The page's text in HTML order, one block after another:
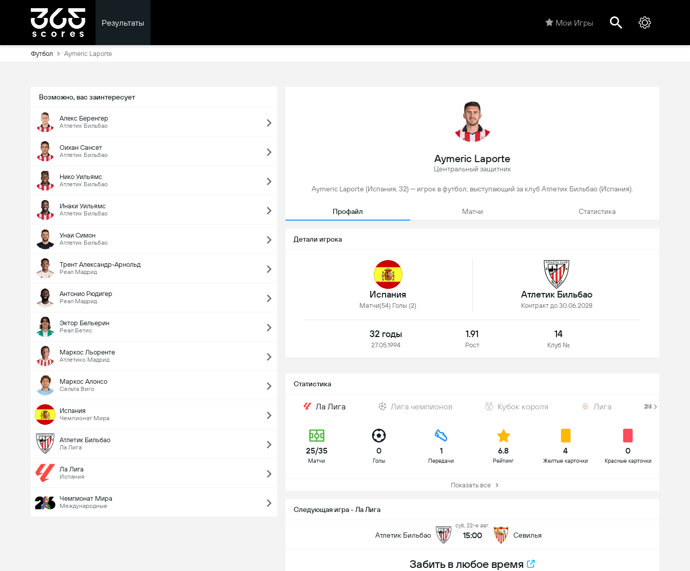
Результаты Мои Игры
Футбол Aymeric Laporte
Возможно, вас заинтересует
Алекс Беренгер
Атлетик Бильбао
Оихан Сансет
Атлетик Бильбао
Нико Уильямс
Атлетик Бильбао
Инаки Уильямс
Атлетик Бильбао
Унаи Симон
Атлетик Бильбао
Трент Александр-Арнольд
Реал Мадрид
Антонио Рюдигер
Реал Мадрид
Эктор Бельерин
Реал Бетис
Маркос Льоренте
Атлетико Мадрид
Маркос Алонсо
Сельта Виго
Испания
Чемпионат Мира
Атлетик Бильбао
Ла Лига
Ла Лига
Испания
Чемпионат Мира
Международные
Aymeric Laporte
Центральный защитник
Aymeric Laporte (Испания, 32) — игрок в футбол, выступающий за клуб Атлетик Бильбао (Испания).
Профайл Матчи Статистика
Детали игрока
Испания
Матчи(54) Голы (2)
Атлетик Бильбао
Контракт до 30.06.2028
32 годы
27.05.1994
1.91
Рост
14
Клуб №
Статистика
Ла Лига Лига чемпионов Кубок короля Лига
25/35
Матчи
0
Голы
1
Передачи
6.8
Рейтинг
4
Желтые карточки
0
Красные карточки
Показать все
Следующая игра - Ла Лига
Атлетик Бильбао
суб, 22-е авг.
15:00 Севилья
Забить в любое время